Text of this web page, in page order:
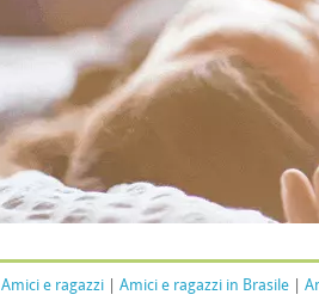
Amici e ragazzi Amici e ragazzi in Brasile